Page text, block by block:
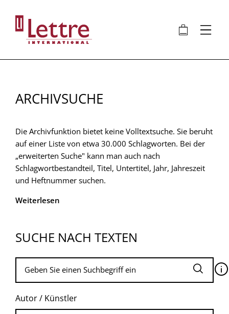
Inhalt
🛍 ⋮
ARCHIVSUCHE
Die Archivfunktion bietet keine Volltextsuche. Sie beruht
auf einer Liste von etwa 30.000 Schlagworten. Bei der
„erweiterten Suche" kann man auch nach
Schlagwortbestandteil, Titel, Untertitel, Jahr, Jahreszeit
und Heftnummer suchen.
Weiterlesen
SUCHE NACH TEXTEN
🛈
Autor / Künstler